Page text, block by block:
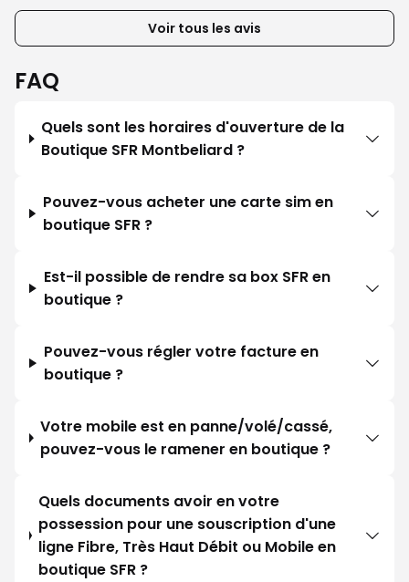
Voir tous les avis
FAQ
Quels sont les horaires d'ouverture de la
Boutique SFR Montbeliard ?
Pouvez-vous acheter une carte sim en
boutique SFR ?
Est-il possible de rendre sa box SFR en
boutique ?
Pouvez-vous régler votre facture en
boutique ?
Votre mobile est en panne/volé/cassé,
pouvez-vous le ramener en boutique ?
Quels documents avoir en votre
possession pour une souscription d'une
ligne Fibre, Très Haut Débit ou Mobile en
boutique SFR ?